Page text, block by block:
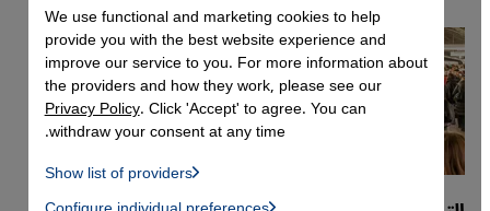
We use functional and marketing cookies to help
provide you with the best website experience and
improve our service to you. For more information about
the providers and how they work, please see our
Privacy Policy. Click 'Accept' to agree. You can
withdraw your consent at any time.
Show list of providers